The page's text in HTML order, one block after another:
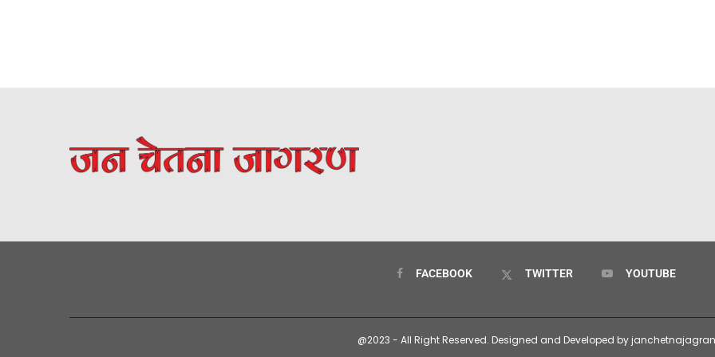
FACEBOOK TWITTER YOUTUBE
@2023 - All Right Reserved. Designed and Developed by janchetnajagran